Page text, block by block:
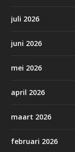
juli 2026
juni 2026
mei 2026
april 2026
maart 2026
februari 2026